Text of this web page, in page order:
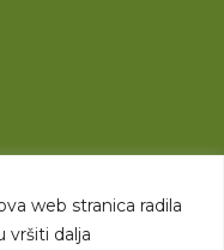
web stranica radila
vršiti dalja